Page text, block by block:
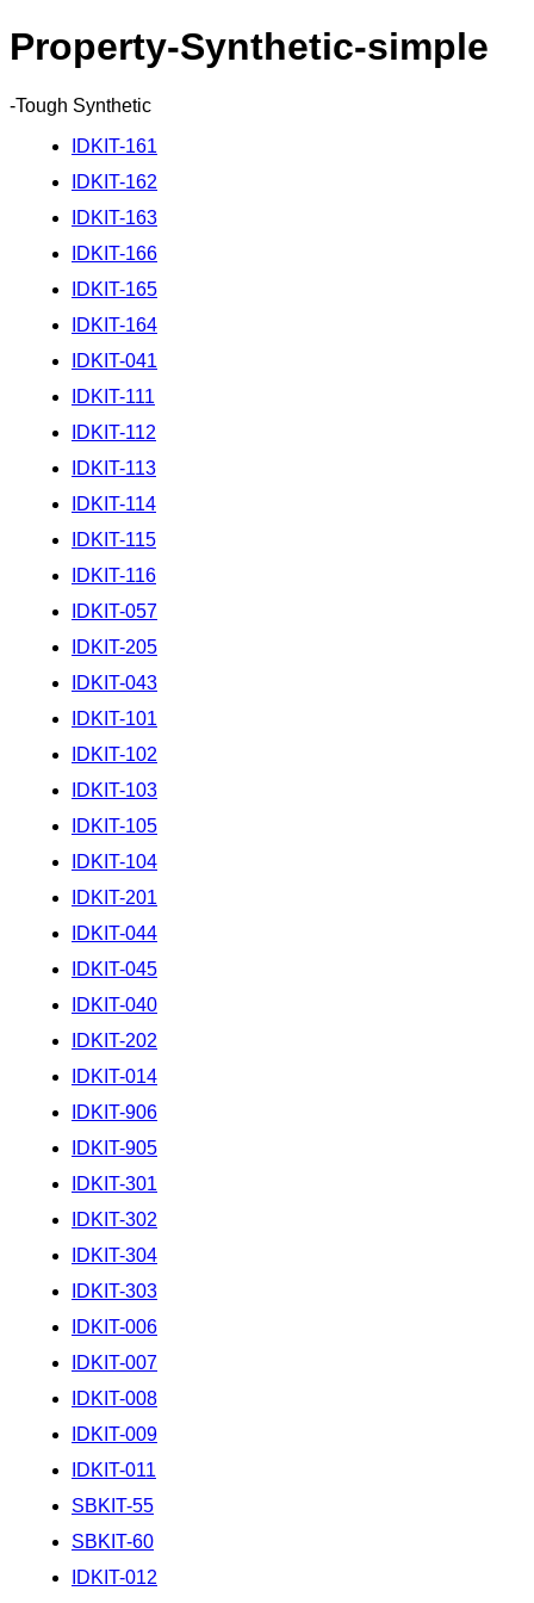
Property-Synthetic-simple
-Tough Synthetic
IDKIT-161
IDKIT-162
IDKIT-163
IDKIT-166
IDKIT-165
IDKIT-164
IDKIT-041
IDKIT-111
IDKIT-112
IDKIT-113
IDKIT-114
IDKIT-115
IDKIT-116
IDKIT-057
IDKIT-205
IDKIT-043
IDKIT-101
IDKIT-102
IDKIT-103
IDKIT-105
IDKIT-104
IDKIT-201
IDKIT-044
IDKIT-045
IDKIT-040
IDKIT-202
IDKIT-014
IDKIT-906
IDKIT-905
IDKIT-301
IDKIT-302
IDKIT-304
IDKIT-303
IDKIT-006
IDKIT-007
IDKIT-008
IDKIT-009
IDKIT-011
SBKIT-55
SBKIT-60
IDKIT-012